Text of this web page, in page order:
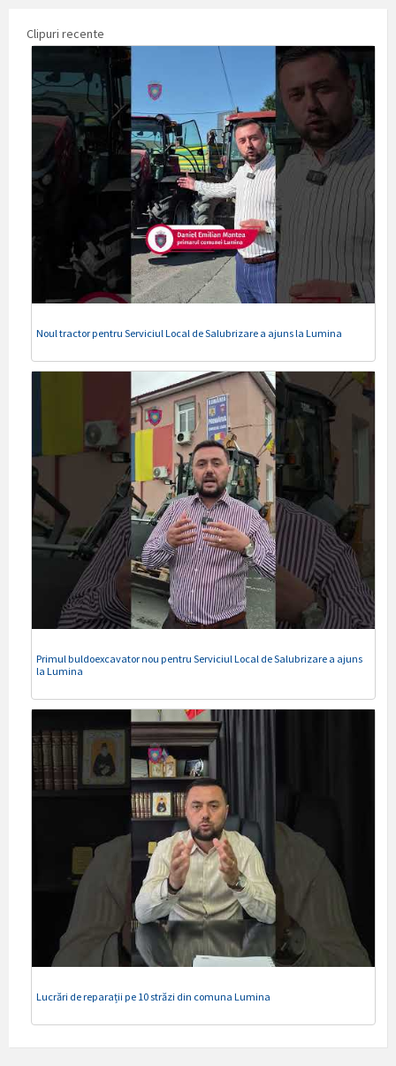
Clipuri recente
Noul tractor pentru Serviciul Local de Salubrizare a ajuns la Lumina
Primul buldoexcavator nou pentru Serviciul Local de Salubrizare a ajuns
la Lumina
Lucrări de reparații pe 10 străzi din comuna Lumina